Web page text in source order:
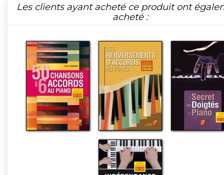
Les clients ayant acheté ce produit ont
acheté :